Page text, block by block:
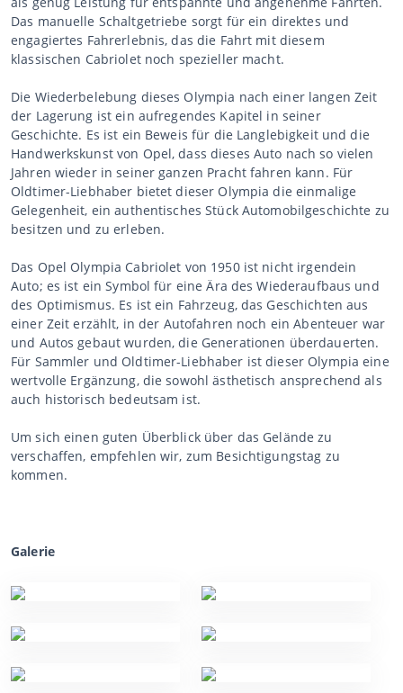
Das manuelle Schaltgetriebe sorgt für ein direktes und
engagiertes Fahrerlebnis, das die Fahrt mit diesem
klassischen Cabriolet noch spezieller macht.
Die Wiederbelebung dieses Olympia nach einer langen Zeit
der Lagerung ist ein aufregendes Kapitel in seiner
Geschichte. Es ist ein Beweis für die Langlebigkeit und die
Handwerkskunst von Opel, dass dieses Auto nach so vielen
Jahren wieder in seiner ganzen Pracht fahren kann. Für
Oldtimer-Liebhaber bietet dieser Olympia die einmalige
Gelegenheit, ein authentisches Stück Automobilgeschichte zu
besitzen und zu erleben.
Das Opel Olympia Cabriolet von 1950 ist nicht irgendein
Auto; es ist ein Symbol für eine Ära des Wiederaufbaus und
des Optimismus. Es ist ein Fahrzeug, das Geschichten aus
einer Zeit erzählt, in der Autofahren noch ein Abenteuer war
und Autos gebaut wurden, die Generationen überdauerten.
Für Sammler und Oldtimer-Liebhaber ist dieser Olympia eine
wertvolle Ergänzung, die sowohl ästhetisch ansprechend als
auch historisch bedeutsam ist.
Um sich einen guten Überblick über das Gelände zu
verschaffen, empfehlen wir, zum Besichtigungstag zu
kommen.
Galerie